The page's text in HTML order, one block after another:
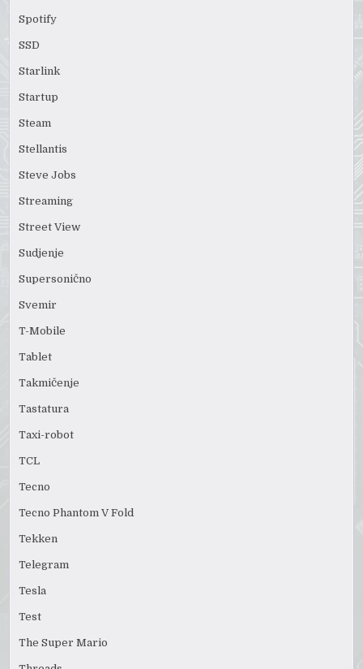
Spotify
SSD
Starlink
Startup
Steam
Stellantis
Steve Jobs
Streaming
Street View
Sudjenje
Supersonično
Svemir
T-Mobile
Tablet
Takmičenje
Tastatura
Taxi-robot
TCL
Tecno
Tecno Phantom V Fold
Tekken
Telegram
Tesla
Test
The Super Mario